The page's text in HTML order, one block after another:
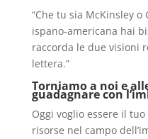
“Che tu sia McKinsley
ispano-americana hai
raccorda le due visioni
lettera.”
Torniamo a noi e
guadagnare con
Oggi voglio essere il
risorse nel campo